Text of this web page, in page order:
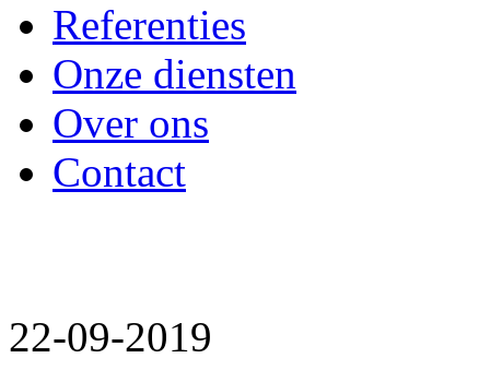
Referenties
Onze diensten
Over ons
Contact
22-09-2019